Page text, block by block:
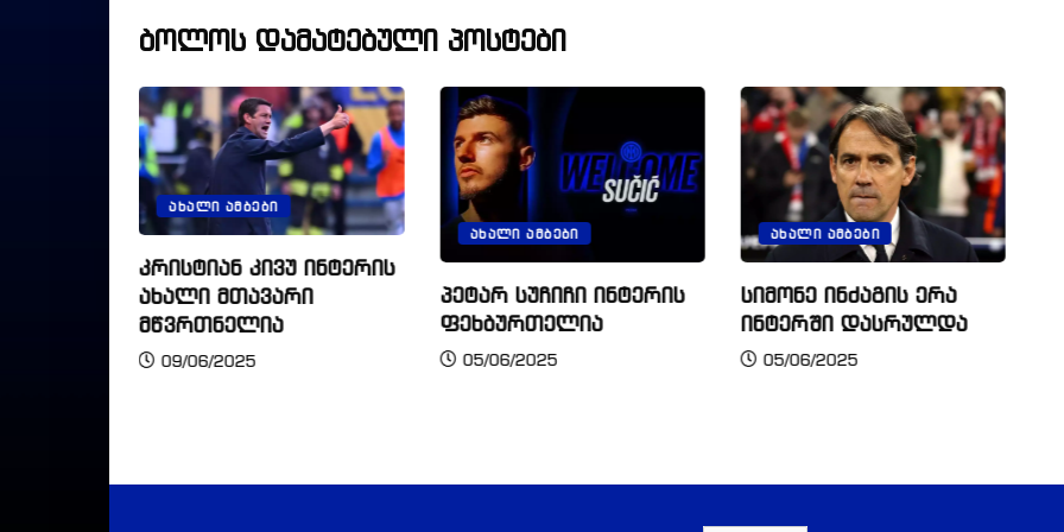
ბოლოს დამატებული პოსტები
ᲐᲮᲐᲚᲘ ᲐᲛᲑᲔᲑᲘ
კრისტიან კივუ ინტერის
ახალი მთავარი
მწვრთნელია
09/06/2025
ᲐᲮᲐᲚᲘ ᲐᲛᲑᲔᲑᲘ
პეტარ სუჩიჩი ინტერის
ფეხბურთელია
05/06/2025
ᲐᲮᲐᲚᲘ ᲐᲛᲑᲔᲑᲘ
სიმონე ინძაგის ერა
ინტერში დასრულდა
05/06/2025